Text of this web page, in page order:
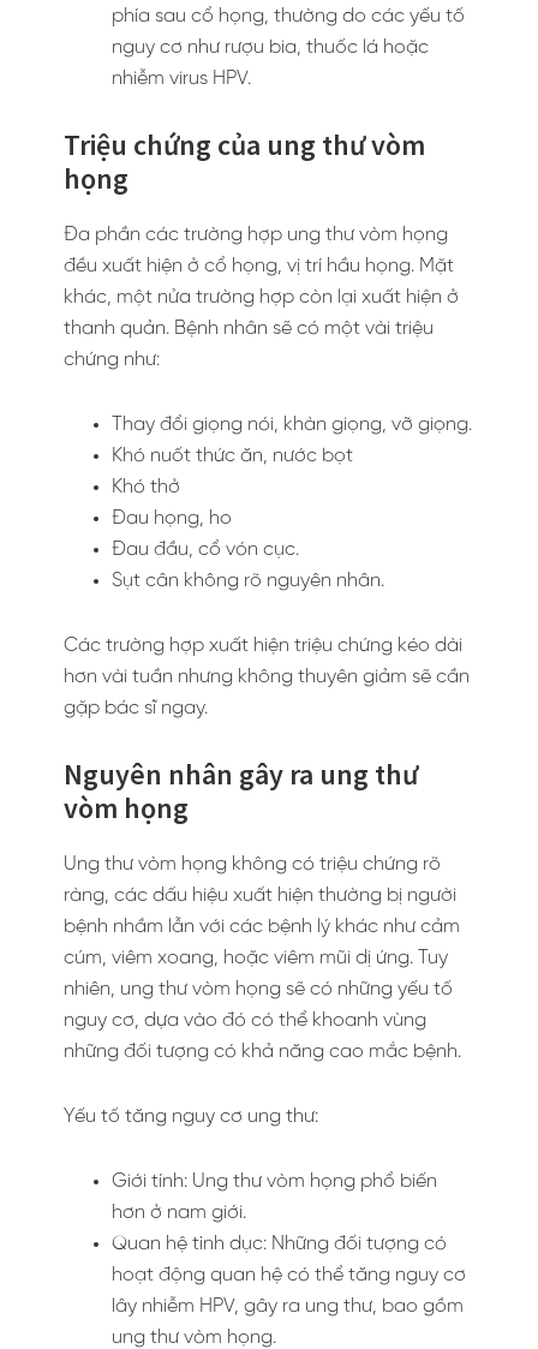
phía sau cổ họng, thường do các yếu tố
nguy cơ như rượu bia, thuốc lá hoặc
nhiễm virus HPV.
Triệu chứng của ung thư vòm
họng
Đa phần các trường hợp ung thư vòm họng
đều xuất hiện ở cổ họng, vị trí hầu họng. Mặt
khác, một nửa trường hợp còn lại xuất hiện ở
thanh quản. Bệnh nhân sẽ có một vài triệu
chứng như:
Thay đổi giọng nói, khàn giọng, vỡ giọng.
Khó nuốt thức ăn, nước bọt
Khó thở
Đau họng, ho
Đau đầu, cổ vón cục.
Sụt cân không rõ nguyên nhân.
Các trường hợp xuất hiện triệu chứng kéo dài
hơn vài tuần nhưng không thuyên giảm sẽ cần
gặp bác sĩ ngay.
Nguyên nhân gây ra ung thư
vòm họng
Ung thư vòm họng không có triệu chứng rõ
ràng, các dấu hiệu xuất hiện thường bị người
bệnh nhầm lẫn với các bệnh lý khác như cảm
cúm, viêm xoang, hoặc viêm mũi dị ứng. Tuy
nhiên, ung thư vòm họng sẽ có những yếu tố
nguy cơ, dựa vào đó có thể khoanh vùng
những đối tượng có khả năng cao mắc bệnh.
Yếu tố tăng nguy cơ ung thư:
Giới tính: Ung thư vòm họng phổ biến
hơn ở nam giới.
Quan hệ tình dục: Những đối tượng có
hoạt động quan hệ có thể tăng nguy cơ
lây nhiễm HPV, gây ra ung thư, bao gồm
ung thư vòm họng.